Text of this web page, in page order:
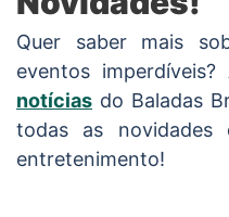
Quer saber mais
eventos imperdíveis?
notícias do Baladas
todas as
entretenimento!